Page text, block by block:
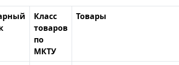
Класс
товаров
по
МКТУ
Товары